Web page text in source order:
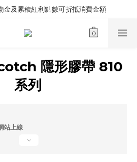
金及累積紅利點數可折抵消費金額
隱形膠帶 810
系列
站上線